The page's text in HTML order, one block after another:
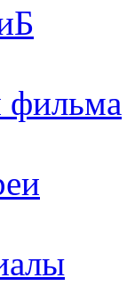
фильма